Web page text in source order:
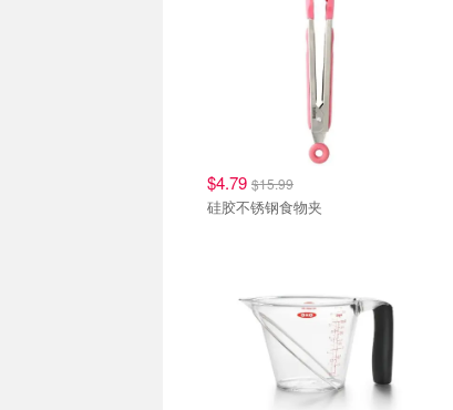
$4.79 $15.99
硅胶不锈钢食物夹